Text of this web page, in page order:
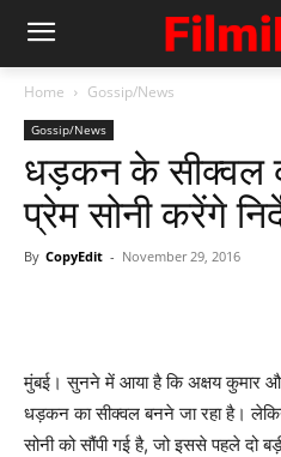
Home Gossip/News
Gossip/News
धड़कन के सीक्‍वल
प्रेम सोनी करेंगे
By CopyEdit - November 29, 2016
मुंबई। सुनने में आया है कि अक्षय कुमार
धड़कन का सीक्‍वल बनने जा रहा है।
सोनी को सौंपी गई है, जो इससे पहले दो